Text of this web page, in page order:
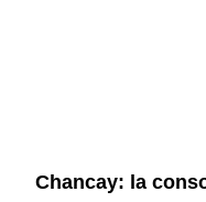
Chancay: la